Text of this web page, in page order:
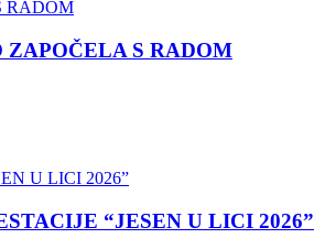
S RADOM
“JESEN U LICI 2026”